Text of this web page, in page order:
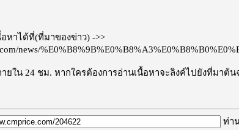
หาได้ที่(ที่มาของข่าว) ->>
news/
ายใน 24 ชม. หากใครต้องการอ่านเนื้อหาจะลิงค์ไปยังที่มาต้
ท่า